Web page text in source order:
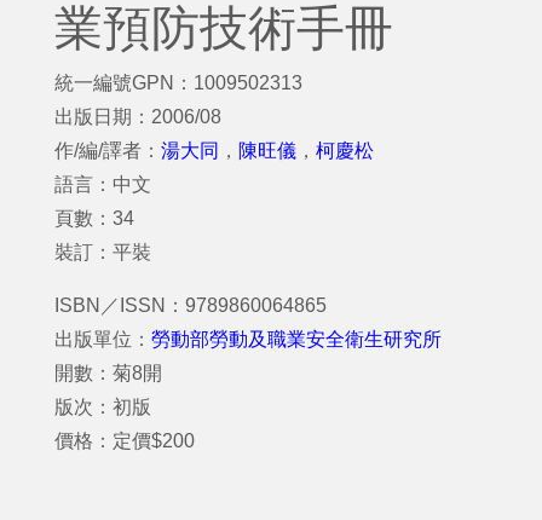
業預防技術手冊
統一編號GPN：1009502313
出版日期：2006/08
作/編/譯者： 湯大同 ， 陳旺儀 ， 柯慶松
語言：中文
頁數：34
裝訂：平裝
ISBN／ISSN：9789860064865
出版單位： 勞動部勞動及職業安全衛生研究所
開數：菊8開
版次：初版
價格：定價$200